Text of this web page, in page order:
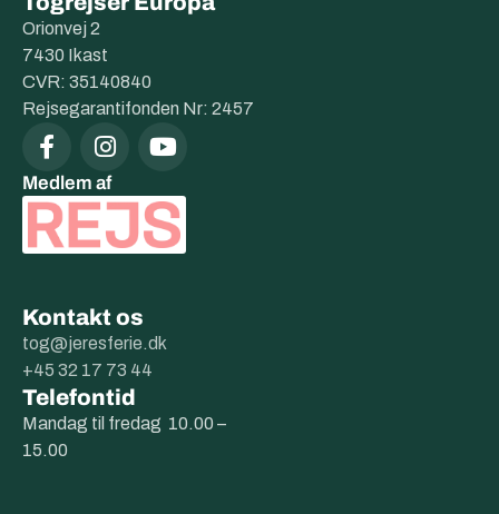
Orionvej 2
7430 Ikast
CVR: 35140840
Rejsegarantifonden Nr: 2457
Medlem af
Kontakt os
tog@jeresferie.dk
+45 32 17 73 44
Telefontid
Mandag til fredag 10.00 –
15.00